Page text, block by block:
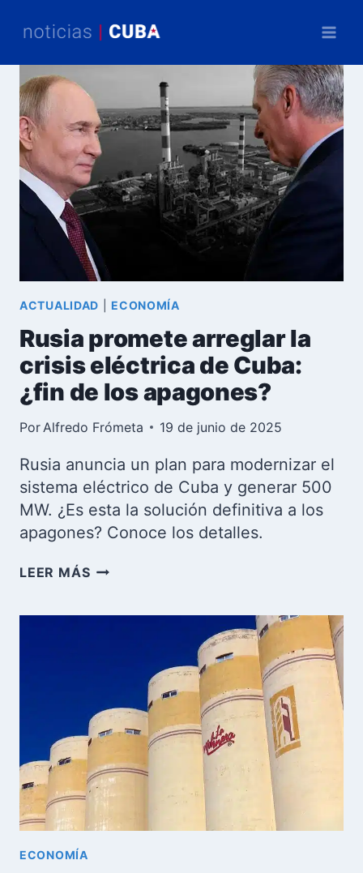
ACTUALIDAD ECONOMÍA
Rusia promete arreglar la
crisis eléctrica de Cuba:
¿fin de los apagones?
Por Alfredo Frómeta 19 de junio de 2025
Rusia anuncia un plan para modernizar el
sistema eléctrico de Cuba y generar 500
MW. ¿Es esta la solución definitiva a los
apagones? Conoce los detalles.
LEER MÁSRUSIA
¿FIN
DE
APAGONES?
ECONOMÍA